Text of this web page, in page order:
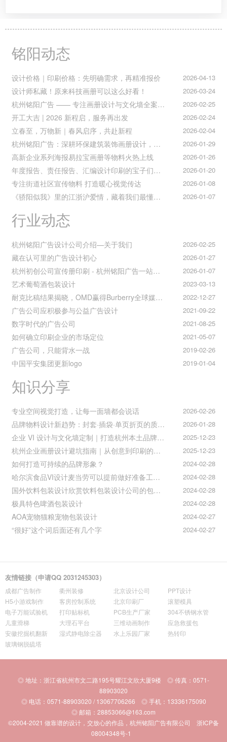
铭阳动态
2026-04-13
设计价格｜印刷价格：先明确需求，再精准报价
2026-03-24
设计师私藏！原来科技画册可以这么好看！
2026-02-25
杭州铭阳广告 —— 专注画册设计与文化墙全案落地
2026-02-24
开工大吉 | 2026 新程启，服务再出发
2026-02-04
立春至，万物新｜春风启序，共赴新程
2026-01-29
杭州铭阳广告：深耕环保建筑装饰画册设计，赋能空间美学与可持续发展
2026-01-26
高新企业系列海报易拉宝画册等物料火热上线
2026-01-20
年度报告、责任报告、汇编设计印刷的宝子们集合！
2026-01-08
专注街道社区宣传物料 打造暖心视觉传达
2026-01-07
《骄阳似我》里的江浙沪爱情，藏着我们最懂的温柔与默契
行业动态
2026-02-25
杭州铭阳广告设计公司介绍—关于我们
2026-01-27
藏在认可里的广告设计初心
2026-01-07
杭州初创公司宣传册印刷 - 杭州铭阳广告一站式解决方案
2023-03-13
艺术葡萄酒包装设计
2022-12-27
耐克比稿结果揭晓，OMD赢得Burberry全球媒介业务（转自广告狂人日报）
2021-09-22
广告公司应积极参与公益广告设计
2021-08-25
数字时代的广告公司
2021-05-07
如何确立印刷企业的市场定位
2019-02-26
广告公司，只能背水一战
2019-01-04
中国平安集团更新logo
知识分享
2026-02-26
专业空间视觉打造，让每一面墙都会说话
2026-01-28
品牌物料设计新趋势：封套·插袋·单页折页的质感升级之道
2025-12-23
企业 VI 设计与文化墙定制｜打造杭州本土品牌专属视觉符号
2025-12-23
杭州企业画册设计避坑指南｜从创意到印刷的全流程把控
2024-02-28
如何打造可持续的品牌形象？
2024-02-28
哈尔滨食品VI设计麦当劳可以提前做好准备工作促进挪动购买
2024-02-28
国外饮料包装设计欣赏饮料包装设计公司的包装设计
2024-02-28
极具特色啤酒包装设计
2024-02-27
AOA宠物猫粮宠物包装设计
2024-02-27
“很好”这个词后面还有几个字
友情链接（申请QQ 2031245303）
成都广告制作 衢州装修 北京设计公司
PPT设计
H5小游戏制作
客房控制系统 北京印刷厂
滚塑模具
电子万能试验机
打印贴标机 PCB生产厂家
304不锈钢水管
儿童滑梯
大理石平台 三维动画制作
应急救援包
安徽挖掘机翻新
湿式静电除尘器 水上乐园厂家
热转印
玻璃钢脱硫塔
◎ 地址：浙江省杭州市文二路195号耀江文欣大厦9楼 ◎ 传真：0571-
88903020
◎ 电话：0571-88903020 / 13067706266 ◎ 手机：13336175090
◎ 邮箱：28853066@163.com
©2004-2021 做靠谱的设计，交放心的作品，杭州铭阳广告有限公司 浙ICP备
08004348号-1